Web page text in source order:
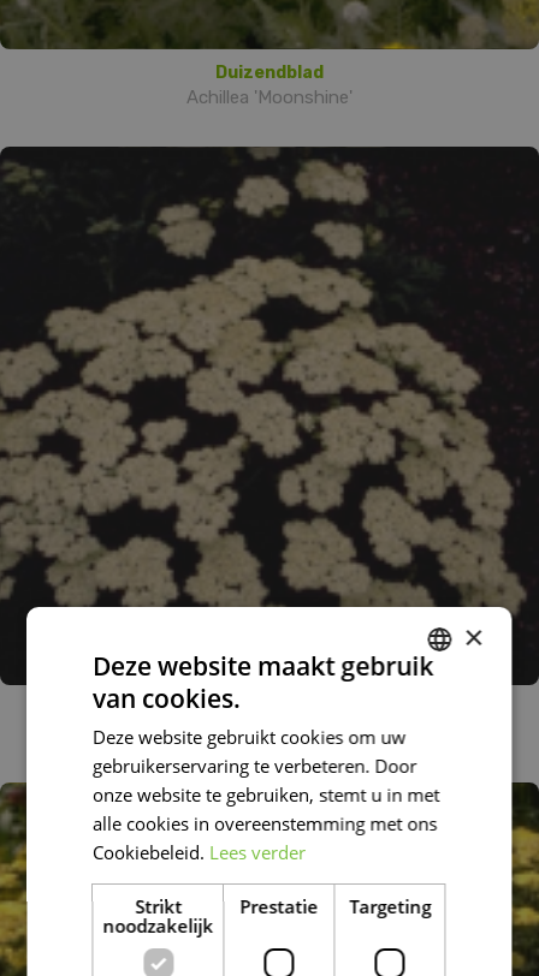
Duizendblad
Achillea 'Moonshine'
Duizendblad
Achillea nobilis subsp. neilreichii
×
Deze website maakt gebruik
van cookies.
Deze website gebruikt cookies om uw
gebruikerservaring te verbeteren. Door
onze website te gebruiken, stemt u in met
alle cookies in overeenstemming met ons
Cookiebeleid. Lees verder
Strikt
noodzakelijk
Prestatie Targeting